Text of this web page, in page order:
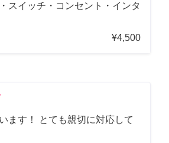
スイッチ・コンセント・インタ
¥4,500
ます！ とても親切に対応して